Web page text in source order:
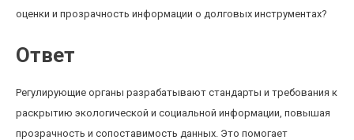
оценки и прозрачность информации о долговых инструментах?
Ответ
Регулирующие органы разрабатывают стандарты и требования к
раскрытию экологической и социальной информации, повышая
прозрачность и сопоставимость данных. Это помогает